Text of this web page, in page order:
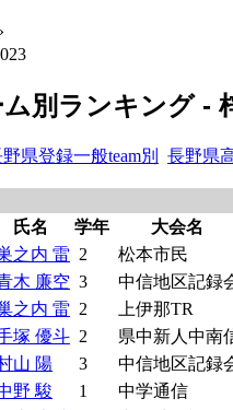
別ランキング -
県登録一般team別 長野県
氏名 学年 大会名
之内 雷 2 松本市民
木 廉空 3 中信地区記録
之内 雷 2 上伊那TR
塚 優斗 2 県中新人中南
山 陽 3 中信地区記録
野 駿 1 中学通信